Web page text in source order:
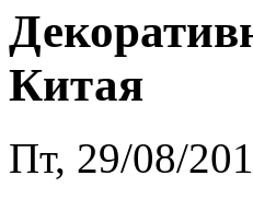
Китая
Пт, 29/08/